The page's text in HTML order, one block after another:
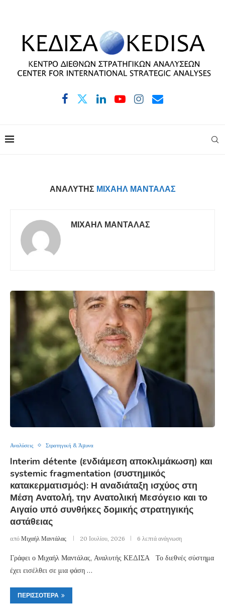
ΑΝΑΛΥΤΉΣ ΜΙΧΑΉΛ ΜΑΝΤΆΛΑΣ
ΜΙΧΑΉΛ ΜΑΝΤΆΛΑΣ
Αναλύσεις Στρατηγική & Άμυνα
Interim détente (ενδιάμεση αποκλιμάκωση) και
systemic fragmentation (συστημικός
κατακερματισμός): Η αναδιάταξη ισχύος στη
Μέση Ανατολή, την Ανατολική Μεσόγειο και το
Αιγαίο υπό συνθήκες δομικής στρατηγικής
αστάθειας
από Μιχαήλ Μαντάλας 20 Ιουλίου, 2026 6 λεπτά ανάγνωση
Γράφει ο Μιχαήλ Μαντάλας, Αναλυτής ΚΕΔΙΣΑ Το διεθνές σύστημα
έχει εισέλθει σε μια φάση …
ΠΕΡΙΣΣΌΤΕΡΑ